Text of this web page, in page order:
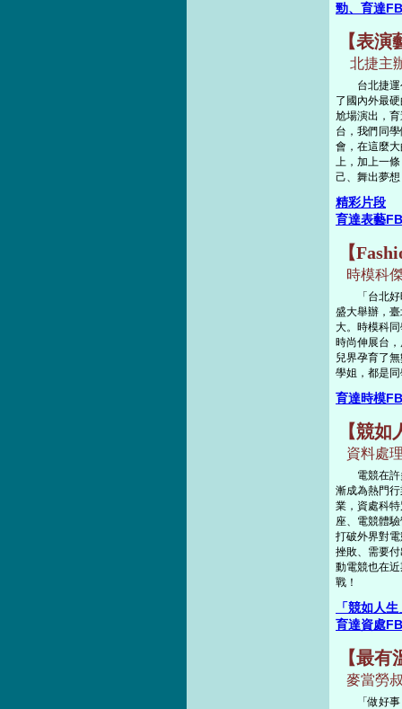
勁、育達FB
【表
北捷主
台北捷運公
了國內外最
尬場演出，
台，我們同
會，在這麼
上，加上一
己、舞出夢
精彩片段
育達表藝FB
【
時模科
「台北好時
盛大舉辦，
大。時模科
時尚伸展台
兒界孕育了
學姐，都是
育達時模FB
【競
資料處
電競在許多
漸成為熱門
業，資處科
座、電競體
打破外界對
挫敗、需要
動電競也在
戰！
「競如人
育達資處FB
【最
麥當勞
「做好事．